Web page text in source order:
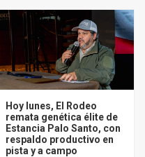
Hoy lunes, El Rodeo
remata genética élite de
Estancia Palo Santo, con
respaldo productivo en
pista y a campo